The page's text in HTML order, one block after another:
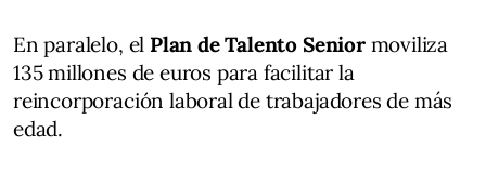
En paralelo, el Plan de Talento Senior moviliza
135 millones de euros para facilitar la
reincorporación laboral de trabajadores de más
edad.